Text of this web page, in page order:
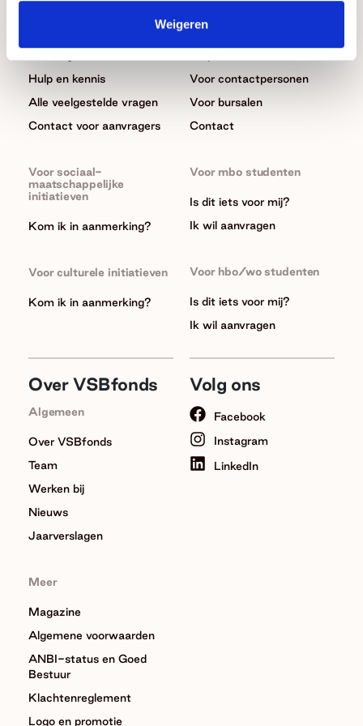
Weigeren
Hulp en kennis
Alle veelgestelde vragen
Contact voor aanvragers
Voor sociaal-
maatschappelijke
initiatieven
Kom ik in aanmerking?
Voor culturele initiatieven
Kom ik in aanmerking?
In het kort
Voor contactpersonen
Voor bursalen
Contact
Voor mbo studenten
Is dit iets voor mij?
Ik wil aanvragen
Voor hbo/wo studenten
Is dit iets voor mij?
Ik wil aanvragen
Over VSBfonds
Algemeen
Over VSBfonds
Team
Werken bij
Nieuws
Jaarverslagen
Meer
Magazine
Algemene voorwaarden
ANBI-status en Goed
Bestuur
Klachtenreglement
Logo en promotie
Volg ons
Facebook
Instagram
LinkedIn